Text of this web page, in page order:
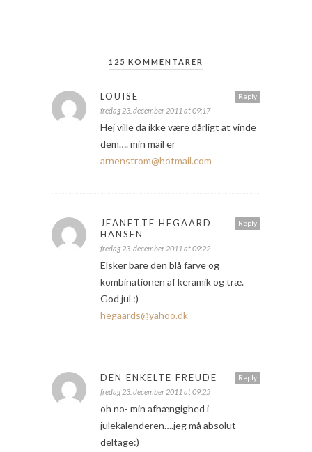
125 KOMMENTARER
Reply
LOUISE
fredag 23. december 2011 at 09:17
Hej ville da ikke være dårligt at vinde
dem…. min mail er
arnenstrom@hotmail.com
Reply
JEANETTE HEGAARD
HANSEN
fredag 23. december 2011 at 09:22
Elsker bare den blå farve og
kombinationen af keramik og træ.
God jul :)
hegaards@yahoo.dk
Reply
DEN ENKELTE FREUDE
fredag 23. december 2011 at 09:25
oh no- min afhængighed i
julekalenderen….jeg må absolut
deltage:)